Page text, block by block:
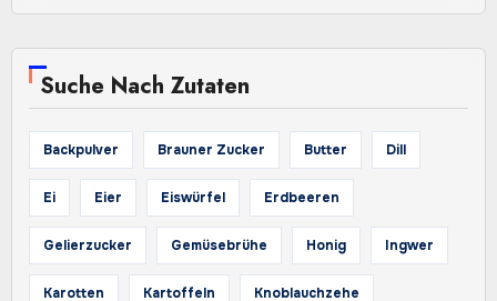
Suche Nach Zutaten
Backpulver Brauner Zucker Butter Dill
Ei Eier Eiswürfel Erdbeeren
Gelierzucker Gemüsebrühe Honig Ingwer
Karotten Kartoffeln Knoblauchzehe